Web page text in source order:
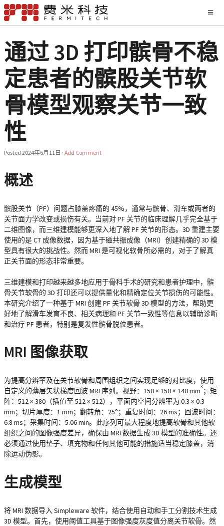
通过 3D 打印髌骨不稳
定患者的髌股关节软
骨模型观察关节一致
性
Posted 2024年6月11日 · Add Comment
概述
髌股关节（PF）问题占膝盖疼痛的 45%，通常与髌骨、滑车或两者的
关节面力学改变或损伤有关。当前对 PF 关节的临床理解几乎完全基于
二维图像，而三维建模能够更深入地了解 PF 关节的形态。3D 重建主要
使用的是 CT 成像数据，因为基于磁共振成像（MRI）创建精确的 3D 模
型具有很大的挑战性。然而 MRI 是可视化软骨所必需的，对于了解真
正关节面的形态非常重要。
三维建模和打印越来越多地应用于骨科手术的研究和患者护理中，髌
骨关节软骨的 3D 打印还可以提供量化和精确定位关节损伤的可能性。
本研究介绍了一种基于 MRI 创建 PF 关节软骨 3D 模型的方法，帮助更
好地了解滑车发育不良、相关病理和 PF 关节一致性等信息以辅助诊断
和治疗 PF 患者，特别是复发性髌骨脱位患者。
MRI 图像获取
为提高分辨率及在关节软骨和周围组织之间实现足够的对比度，使用
自定义的薄层矢状梯度回波 MRI 序列。视野：150 × 150 × 140 mm
3
；矩
阵：512 × 380（插值至 512 × 512），平面内空间分辨率为 0.3 × 0.3
mm；切片厚度：1 mm；翻转角：25°；重复时间：26 ms；回波时间：
6.8 ms；采集时间：5.06 min。此序列可最大程度地提高软骨和其他软
组织之间的图像强度差异，确保由 MRI 数据生成 3D 模型的准确性。还
必须通过使用垫子、填充物和任何其他可能的措施适当稳定膝盖，消
除运动伪影。
生成模型
将 MRI 数据导入 Simpleware 软件，结合使用自动和手工分割技术生成
3D 模型。首先，使用阈值工具基于图像强度灰度值分离关节软骨。然